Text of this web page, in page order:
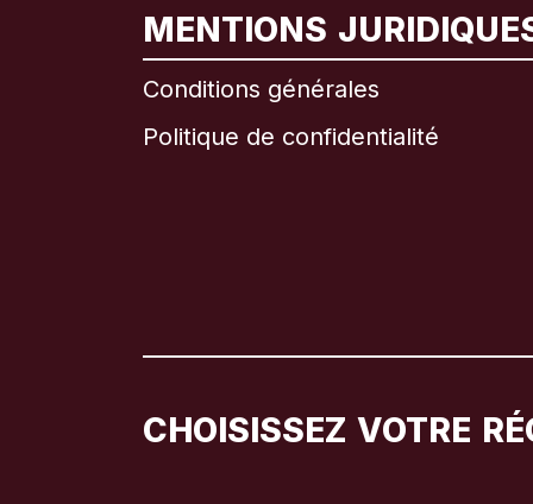
MENTIONS
Conditions générales
Politique de confidentialité
CHOISISSEZ VOTRE